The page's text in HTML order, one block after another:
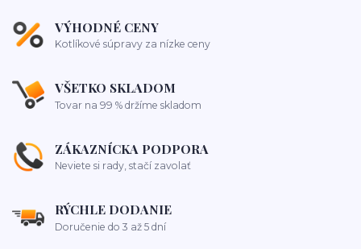
VÝHODNÉ CENY
Kotlíkové súpravy za nízke ceny
VŠETKO SKLADOM
Tovar na 99 % držíme skladom
ZÁKAZNÍCKA PODPORA
Neviete si rady, stačí zavolať
RÝCHLE DODANIE
Doručenie do 3 až 5 dní